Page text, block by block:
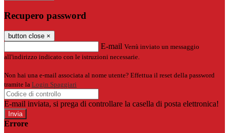
Recupero password
button close ×
E-mail Verrà inviato un messaggio
all'indirizzo indicato con le istruzioni necessarie.
Non hai una e-mail associata al nome utente? Effettua il reset della password
tramite la Login Spaggiari
E-mail inviata, si prega di controllare la casella di posta elettronica!
Errore